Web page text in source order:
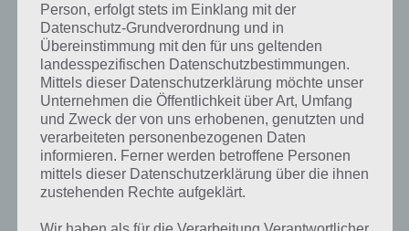
Tipp: Kitzelt ihn links am Rand bzw. rechts am Rand durch. Dadurch
wisst ihr, dass er nach rechts bzw. links rennen wird und habt so den
Vorteil schneller beim Fass zu sein.
Tipp 2: Münzen gegen Erfahrung tauschen –
Ballons kaufen
Ein weiterer guter Tipp für mehr Erfahrung in Clumsy Ninja ist die
Münzen, also das Geld, gegen Erfahrung zu tauschen. Besonders gut
Person, erfolgt stets im Einklang mit der
Datenschutz-Grundverordnung und in
Übereinstimmung mit den für uns geltenden
landesspezifischen Datenschutzbestimmungen.
Mittels dieser Datenschutzerklärung möchte unser
Unternehmen die Öffentlichkeit über Art, Umfang
und Zweck der von uns erhobenen, genutzten und
verarbeiteten personenbezogenen Daten
informieren. Ferner werden betroffene Personen
mittels dieser Datenschutzerklärung über die ihnen
zustehenden Rechte aufgeklärt.